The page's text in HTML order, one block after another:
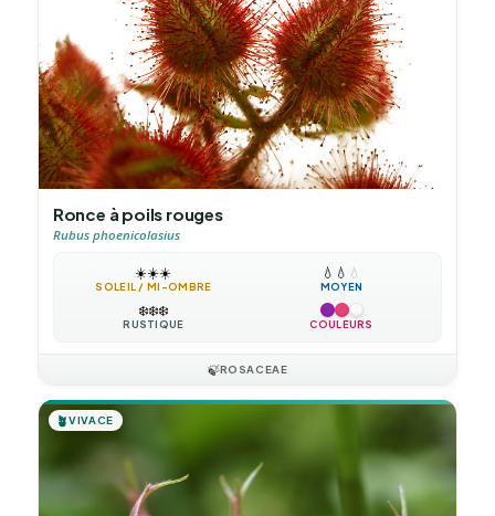
Ronce à poils rouges
Rubus phoenicolasius
☀️☀️☀️
SOLEIL / MI-OMBRE
💧 💧 💧
MOYEN
❄️❄️❄️
RUSTIQUE COULEURS
🍃ROSACEAE
🪴VIVACE